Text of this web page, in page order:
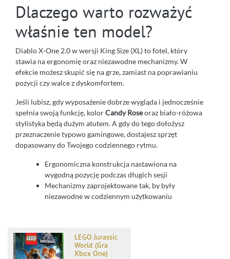
Dlaczego warto rozważyć
właśnie ten model?
Diablo X-One 2.0 w wersji King Size (XL) to fotel, który
stawia na ergonomię oraz niezawodne mechanizmy. W
efekcie możesz skupić się na grze, zamiast na poprawianiu
pozycji czy walce z dyskomfortem.
Jeśli lubisz, gdy wyposażenie dobrze wygląda i jednocześnie
spełnia swoją funkcję, kolorCandy Roseoraz biało-różowa
stylistyka będą dużym atutem. A gdy do tego dołożysz
przeznaczenie typowo gamingowe, dostajesz sprzęt
dopasowany do Twojego codziennego rytmu.
Ergonomiczna konstrukcja nastawiona na
wygodną pozycję podczas długich sesji
Mechanizmy zaprojektowane tak, by były
niezawodne w codziennym użytkowaniu
LEGO Jurassic
World (Gra
Xbox One)